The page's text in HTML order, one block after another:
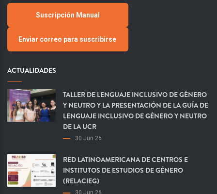
Suscripción Manual
Enviar correo para suscribirse
ACTUALIDADES
TALLER DE LENGUAJE INCLUSIVO DE GÉNERO
Y NEUTRO Y LA PRESENTACIÓN DE LA GUÍA DE
LENGUAJE INCLUSIVO DE GÉNERO Y NEUTRO
DE LA UCR
30 Jun 26
RED LATINOAMERICANA DE CENTROS E
INSTITUTOS DE ESTUDIOS DE GÉNERO
(RELACIEG)